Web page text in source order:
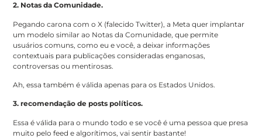
2. Notas da Comunidade.
Pegando carona com o X (falecido Twitter), a Meta quer implantar
um modelo similar ao Notas da Comunidade, que permite
usuários comuns, como eu e você, a deixar informações
contextuais para publicações consideradas enganosas,
controversas ou mentirosas.
Ah, essa também é válida apenas para os Estados Unidos.
3. recomendação de posts políticos.
Essa é válida para o mundo todo e se você é uma pessoa que presa
muito pelo feed e algorítimos, vai sentir bastante!